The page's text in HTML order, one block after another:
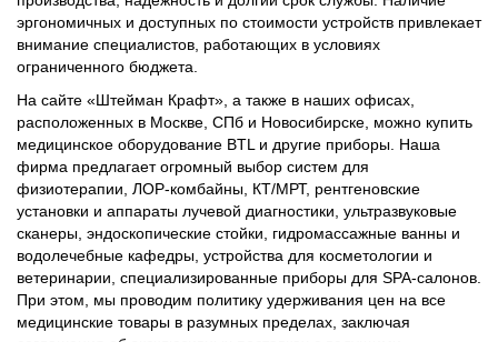
эргономичных и доступных по стоимости устройств привлекает
внимание специалистов, работающих в условиях
ограниченного бюджета.
На сайте «Штейман Крафт», а также в наших офисах,
расположенных в Москве, СПб и Новосибирске, можно купить
медицинское оборудование BTL и другие приборы. Наша
фирма предлагает огромный выбор систем для
физиотерапии, ЛОР-комбайны, КТ/МРТ, рентгеновские
установки и аппараты лучевой диагностики, ультразвуковые
сканеры, эндоскопические стойки, гидромассажные ванны и
водолечебные кафедры, устройства для косметологии и
ветеринарии, специализированные приборы для SPA-салонов.
При этом, мы проводим политику удерживания цен на все
медицинские товары в разумных пределах, заключая